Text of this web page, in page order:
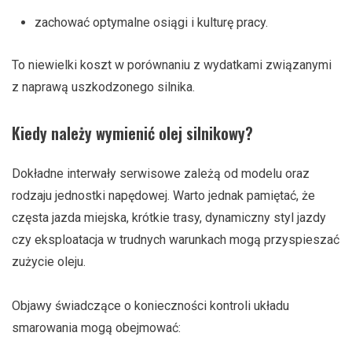
zachować optymalne osiągi i kulturę pracy.
To niewielki koszt w porównaniu z wydatkami związanymi
z naprawą uszkodzonego silnika.
Kiedy należy wymienić olej silnikowy?
Dokładne interwały serwisowe zależą od modelu oraz
rodzaju jednostki napędowej. Warto jednak pamiętać, że
częsta jazda miejska, krótkie trasy, dynamiczny styl jazdy
czy eksploatacja w trudnych warunkach mogą przyspieszać
zużycie oleju.
Objawy świadczące o konieczności kontroli układu
smarowania mogą obejmować: